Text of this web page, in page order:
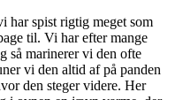
har spist rigtig meget som
til. Vi har efter mange
så marinerer vi den ofte
vi den altid af på panden
den steger videre. Her